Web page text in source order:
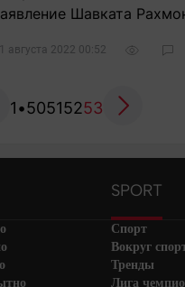
Шавката
августа 2022 00:52
1•50515253
SPORT
Спорт
Вокруг
Тренды
Лига